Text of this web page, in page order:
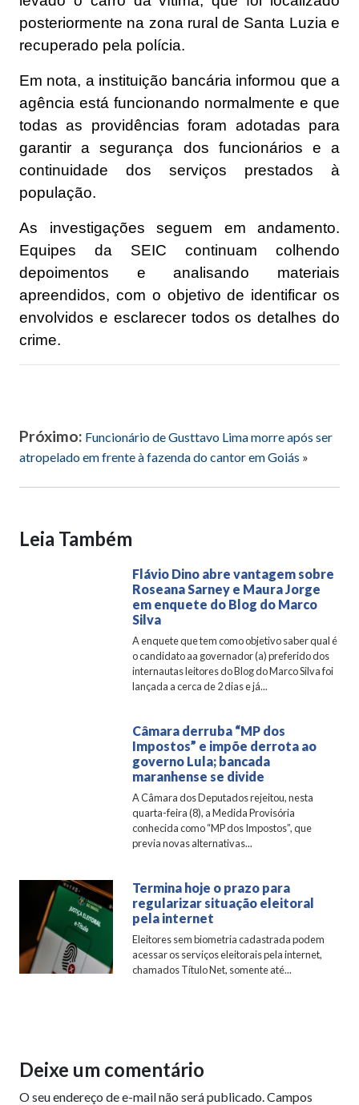
posteriormente na zona rural de Santa Luzia e
recuperado pela polícia.
Em nota, a instituição bancária informou que a
agência está funcionando normalmente e que
todas as providências foram adotadas para
garantir a segurança dos funcionários e a
continuidade dos serviços prestados à
população.
As investigações seguem em andamento.
Equipes da SEIC continuam colhendo
depoimentos e analisando materiais
apreendidos, com o objetivo de identificar os
envolvidos e esclarecer todos os detalhes do
crime.
Próximo: Funcionário de Gusttavo Lima morre após ser
atropelado em frente à fazenda do cantor em Goiás »
Leia Também
Flávio Dino abre vantagem sobre
Roseana Sarney e Maura Jorge
em enquete do Blog do Marco
Silva
A enquete que tem como objetivo saber qual é
o candidato aa governador (a) preferido dos
internautas leitores do Blog do Marco Silva foi
lançada a cerca de 2 dias e já...
Câmara derruba “MP dos
Impostos” e impõe derrota ao
governo Lula; bancada
maranhense se divide
A Câmara dos Deputados rejeitou, nesta
quarta-feira (8), a Medida Provisória
conhecida como “MP dos Impostos”, que
previa novas alternativas...
Termina hoje o prazo para
regularizar situação eleitoral
pela internet
Eleitores sem biometria cadastrada podem
acessar os serviços eleitorais pela internet,
chamados Título Net, somente até...
Deixe um comentário
O seu endereço de e-mail não será publicado. Campos